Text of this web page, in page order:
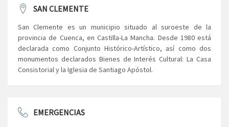
SAN CLEMENTE
San Clemente es un municipio situado al suroeste de la
provincia de Cuenca, en Castilla-La Mancha. Desde 1980 está
declarada como Conjunto Histórico-Artístico, así como dos
monumentos declarados Bienes de Interés Cultural: La Casa
Consistorial y la Iglesia de Santiago Apóstol.
EMERGENCIAS